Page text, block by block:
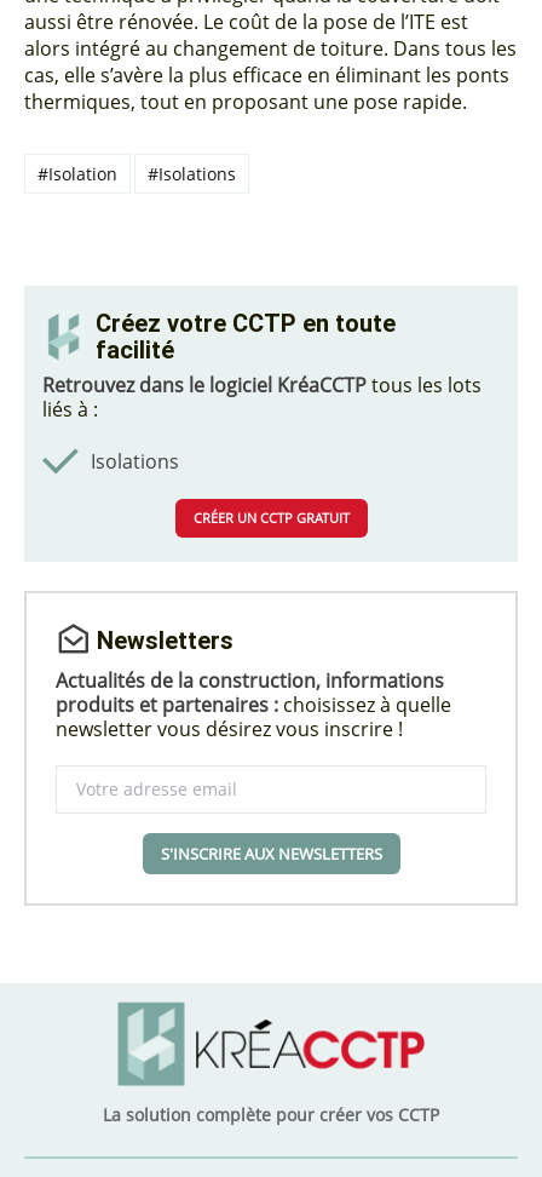
aussi être rénovée. Le coût de la pose de l’ITE est
alors intégré au changement de toiture. Dans tous les
cas, elle s’avère la plus efficace en éliminant les ponts
thermiques, tout en proposant une pose rapide.
#Isolation #Isolations
Créez votre CCTP en toute
facilité
Retrouvez dans le logiciel KréaCCTPtous les lots
liés à :
Isolations
CRÉER UN CCTP GRATUIT
Newsletters
Actualités de la construction, informations
produits et partenaires : choisissez à quelle
newsletter vous désirez vous inscrire !
S'INSCRIRE AUX NEWSLETTERS
La solution complète pour créer vos CCTP